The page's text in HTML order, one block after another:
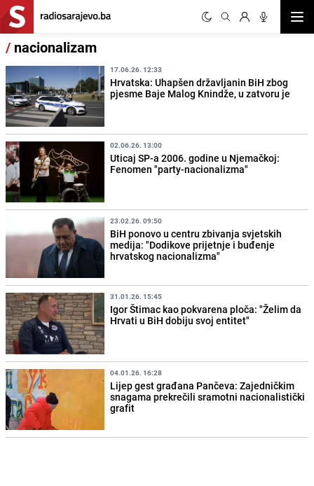
/ nacionalizam
17.06.26. 12:33
Hrvatska: Uhapšen državljanin BiH zbog
pjesme Baje Malog Knindže, u zatvoru je
02.06.26. 13:00
Uticaj SP-a 2006. godine u Njemačkoj:
Fenomen "party-nacionalizma"
23.02.26. 09:50
BiH ponovo u centru zbivanja svjetskih
medija: "Dodikove prijetnje i buđenje
hrvatskog nacionalizma"
31.01.26. 15:45
Igor Štimac kao pokvarena ploča: "Želim da
Hrvati u BiH dobiju svoj entitet"
04.01.26. 16:28
Lijep gest građana Pančeva: Zajedničkim
snagama prekrečili sramotni nacionalistički
grafit